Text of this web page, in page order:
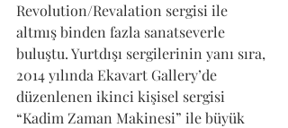
Revolution/Revalation sergisi ile
altmış binden fazla sanatseverle
buluştu. Yurtdışı sergilerinin yanı sıra,
2014 yılında Ekavart Gallery’de
düzenlenen ikinci kişisel sergisi
“Kadim Zaman Makinesi” ile büyük